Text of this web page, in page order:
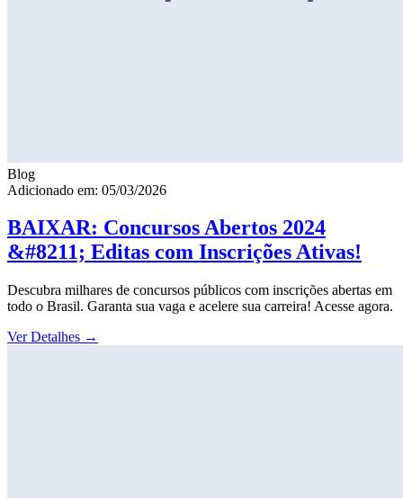
Blog
Adicionado em: 05/03/2026
BAIXAR: Concursos Abertos 2024
&#8211; Editas com Inscrições Ativas!
Descubra milhares de concursos públicos com inscrições abertas em
todo o Brasil. Garanta sua vaga e acelere sua carreira! Acesse agora.
Ver Detalhes →